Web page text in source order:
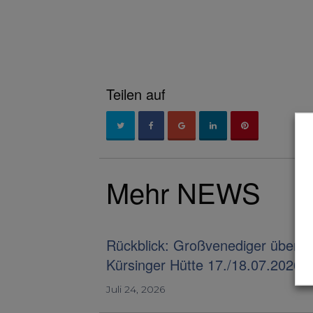
Teilen auf
Mehr NEWS
Rückblick: Großvenediger über die
Kürsinger Hütte 17./18.07.2026
Juli 24, 2026